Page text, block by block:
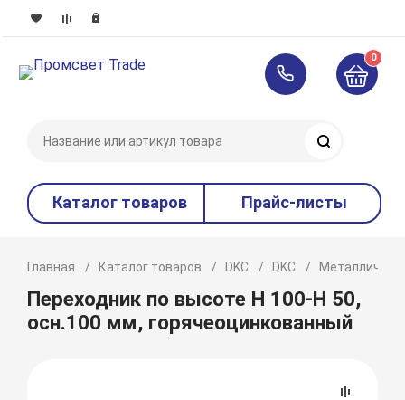
0
Каталог товаров Прайс-листы
Главная Каталог товаров DKC DKC
Переходник по высоте Н 100-Н 50,
осн.100 мм, горячеоцинкованный